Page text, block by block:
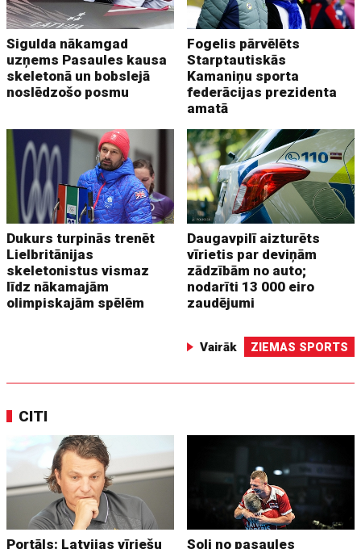
Sigulda nākamgad
uzņems Pasaules kausa
skeletonā un bobslejā
noslēdzošo posmu
Fogelis pārvēlēts
Starptautiskās
Kamaniņu sporta
federācijas prezidenta
amatā
Dukurs turpinās trenēt
Lielbritānijas
skeletonistus vismaz
līdz nākamajām
olimpiskajām spēlēm
Daugavpilī aizturēts
vīrietis par deviņām
zādzībām no auto;
nodarīti 13 000 eiro
zaudējumi
Vairāk ZIEMAS SPORTS
CITI
Portāls: Latvijas vīriešu
Soli no pasaules